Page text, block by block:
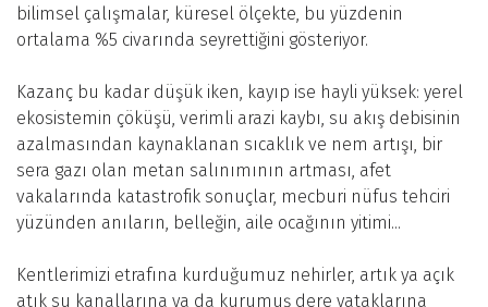
bilimsel çalışmalar, küresel ölçekte, bu yüzdenin
ortalama %5 civarında seyrettiğini gösteriyor.
Kazanç bu kadar düşük iken, kayıp ise hayli yüksek: yerel
ekosistemin çöküşü, verimli arazi kaybı, su akış debisinin
azalmasından kaynaklanan sıcaklık ve nem artışı, bir
sera gazı olan metan salınımının artması, afet
vakalarında katastrofik sonuçlar, mecburi nüfus tehciri
yüzünden anıların, belleğin, aile ocağının yitimi...
Kentlerimizi etrafına kurduğumuz nehirler, artık ya açık
atık su kanallarına ya da kurumuş dere yataklarına